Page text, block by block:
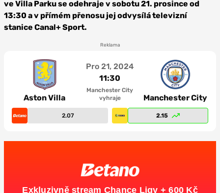
ve Villa Parku se odehraje v sobotu 21. prosince od
13:30 a v přímém přenosu jej odvysílá televizní
stanice Canal+ Sport.
Reklama
Aston Villa
Pro 21, 2024
11:30
Manchester City
vyhraje
Manchester City
2.07 2.15
Exkluzivně stream Chance Ligy + 600 Kč